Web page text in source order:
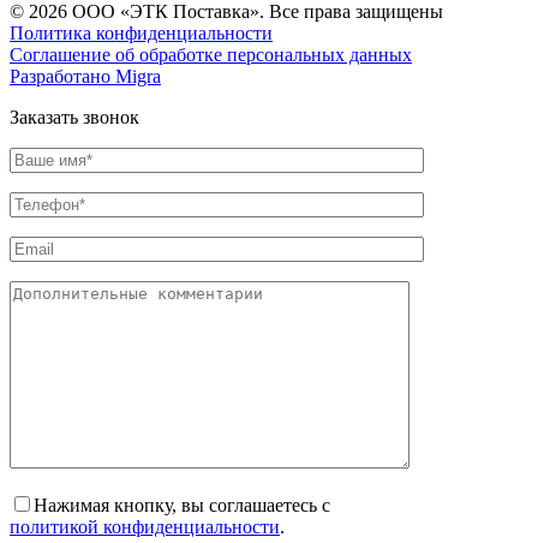
© 2026 ООО «ЭТК Поставка». Все права защищены
Политика конфиденциальности
Соглашение об обработке персональных данных
Разработано Migra
Заказать звонок
Нажимая кнопку, вы соглашаетесь с
политикой конфиденциальности.